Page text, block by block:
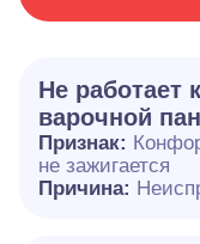
Не работает
варочной
Признак:
не зажигается
Причина: